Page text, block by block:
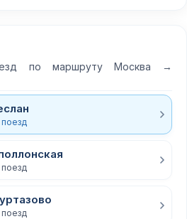
по маршруту Москва →
поезд
поезд